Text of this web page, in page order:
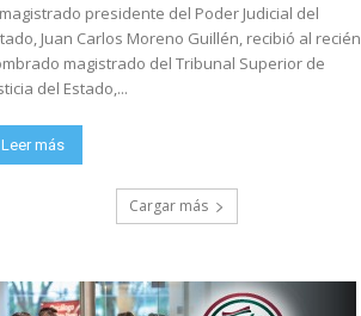
presidente del Poder Judicial del
Juan Carlos Moreno Guillén, recibió al recién
magistrado del Tribunal Superior de
del Estado,...
Leer más
Cargar más